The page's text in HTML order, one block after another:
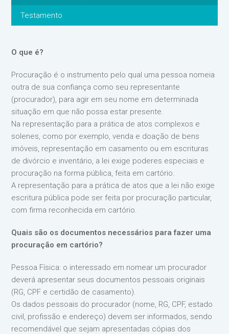
Testamento
O que é?
Procuração é o instrumento pelo qual uma pessoa nomeia
outra de sua confiança como seu representante
(procurador), para agir em seu nome em determinada
situação em que não possa estar presente.
Na representação para a prática de atos complexos e
solenes, como por exemplo, venda e doação de bens
imóveis, representação em casamento ou em escrituras
de divórcio e inventário, a lei exige poderes especiais e
procuração na forma pública, feita em cartório.
A representação para a prática de atos que a lei não exige
escritura pública pode ser feita por procuração particular,
com firma reconhecida em cartório.
Quais são os documentos necessários para fazer uma
procuração em cartório?
Pessoa Física: o interessado em nomear um procurador
deverá apresentar seus documentos pessoais originais
(RG, CPF e certidão de casamento).
Os dados pessoais do procurador (nome, RG, CPF, estado
civil, profissão e endereço) devem ser informados, sendo
recomendável que sejam apresentadas cópias dos